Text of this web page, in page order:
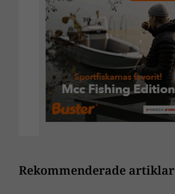
Rekommenderade artiklar